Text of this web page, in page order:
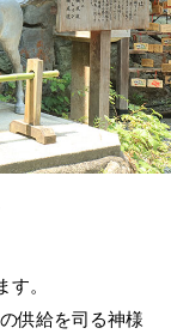
。
供給を司る神様